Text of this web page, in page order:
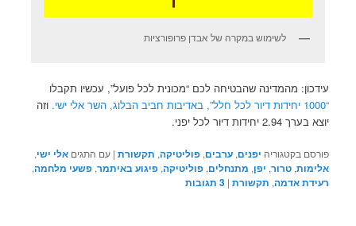
לשימוש במקרה של אבדן פרופורציות
עידכון: מהמדינה שהבטיחה לכם “מכונית לכל פועל”, עכשיו תקבלו
“1000 יחידות דיור לכל חלל”, באדיבות חביב הבלוג, השר אלי ישי.
וזה
יוצא בערך 2.94 יחידות דיור לכל יפני.
פורסם בקטגוריה יפנים,ערבים,פוליטיקה, תקשורת |עם התגים אלי ישי,
אלימות,טרור, יפן, מתנחלים,פוליטיקה,פיגוע באיתמר,פשעי מלחמה,
רעידת אדמה, תקשורת |
3 תגובות